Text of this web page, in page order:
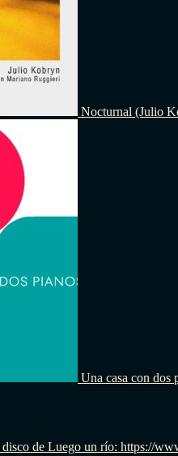
Nocturnal (Julio
Una casa con dos
disco de Luego un río: https://